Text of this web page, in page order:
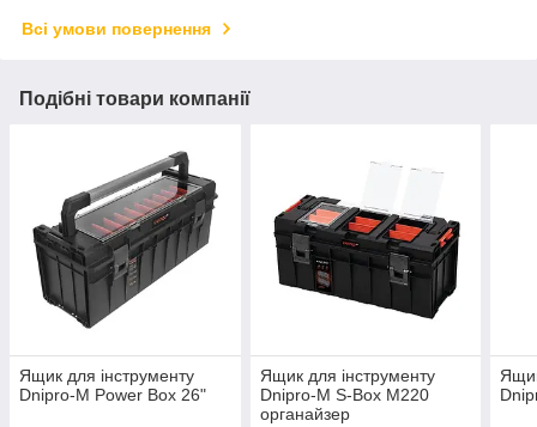
Всі умови повернення
Подібні товари компанії
Ящик для інструменту
Dnipro-M Power Box 26"
Ящик для інструменту
Dnipro-M S-Box М220
органайзер